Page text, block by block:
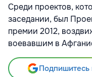
Среди проектов,
заседании, был
премии 2012,
воевавшим в
Подпишитесь